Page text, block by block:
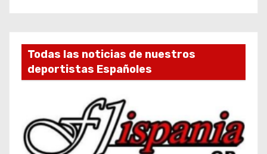
Todas las noticias de nuestros
deportistas Españoles